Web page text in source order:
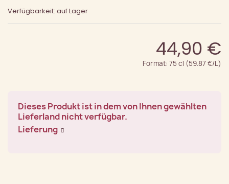
Verfügbarkeit: auf Lager
44,90 €
Format: 75 cl (59.87 €/L)
Dieses Produkt ist in dem von Ihnen gewählten
Lieferland nicht verfügbar.
Lieferung